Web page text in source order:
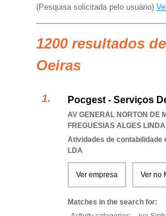
(Pesquisa solicitada pelo usuário)
1200 resultados
Oeiras
Pocgest - Serviços
AV GENERAL NORTON DE
FREGUESIAS ALGES
Atividades de contabilidade
LDA
Ver empresa Ver no
Matches in the search for: